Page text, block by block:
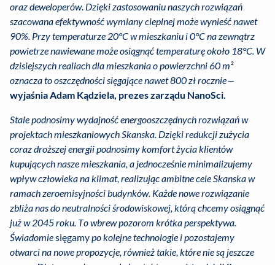
oraz deweloperów. Dzięki zastosowaniu naszych rozwiązań
szacowana efektywność wymiany cieplnej może wynieść nawet
90%. Przy temperaturze 20°C w mieszkaniu i 0°C na zewnątrz
powietrze nawiewane może osiągnąć temperaturę około 18°C. W
dzisiejszych realiach dla mieszkania o powierzchni 60 m²
oznacza to oszczędności sięgające nawet 800 zł rocznie –
wyjaśnia Adam Kądziela, prezes zarządu NanoSci.
Stale podnosimy wydajność energooszczędnych rozwiązań w
projektach mieszkaniowych Skanska. Dzięki redukcji zużycia
coraz droższej energii podnosimy komfort życia klientów
kupujących nasze mieszkania, a jednocześnie minimalizujemy
wpływ człowieka na klimat, realizując ambitne cele Skanska w
ramach zeroemisyjności budynków. Każde nowe rozwiązanie
zbliża nas do neutralności środowiskowej, którą chcemy osiągnąć
już w 2045 roku. To wbrew pozorom krótka perspektywa.
Świadomiesięgamypo kolejne technologie i pozostajemy
otwarci na nowe propozycje, również takie, które nie są jeszcze